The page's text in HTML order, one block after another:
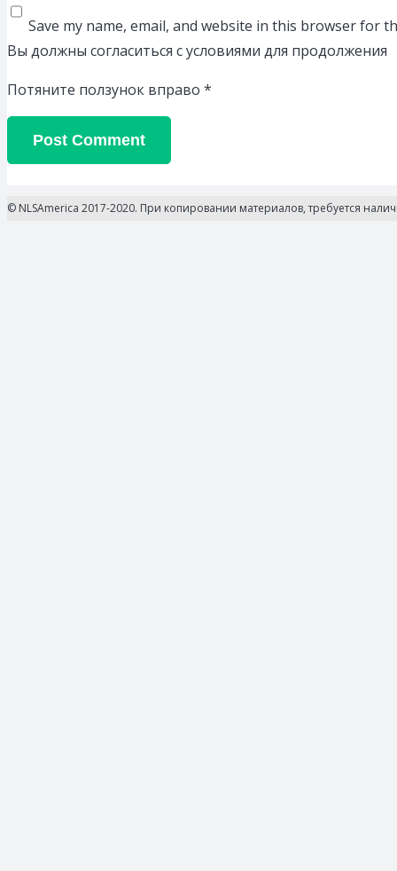
Save my name, email, and website in this browser for
Вы должны согласиться с условиями для продолжения
Потяните ползунок вправо *
Post Comment
© NLSAmerica 2017-2020. При копировании материалов, требуется